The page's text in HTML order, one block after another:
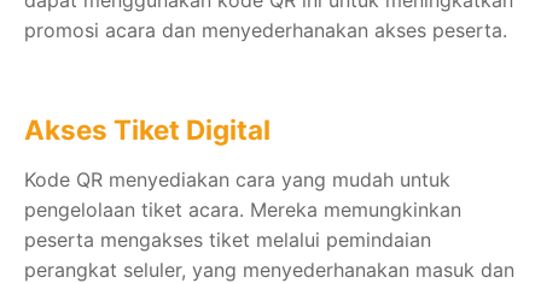
promosi acara dan menyederhanakan akses peserta.
Akses Tiket Digital
Kode QR menyediakan cara yang mudah untuk
pengelolaan tiket acara. Mereka memungkinkan
peserta mengakses tiket melalui pemindaian
perangkat seluler, yang menyederhanakan masuk dan